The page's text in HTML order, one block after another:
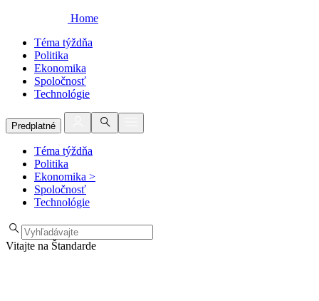
Home
Téma týždňa
Politika
Ekonomika
Spoločnosť
Technológie
Predplatné
Téma týždňa
Politika
Ekonomika >
Spoločnosť
Technológie
Vitajte na Štandarde